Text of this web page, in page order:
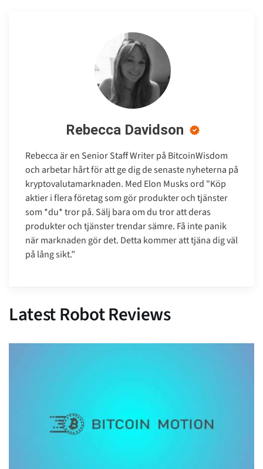
Rebecca Davidson
Rebecca är en Senior Staff Writer på BitcoinWisdom
och arbetar hårt för att ge dig de senaste nyheterna på
kryptovalutamarknaden. Med Elon Musks ord "Köp
aktier i flera företag som gör produkter och tjänster
som *du* tror på. Sälj bara om du tror att deras
produkter och tjänster trendar sämre. Få inte panik
när marknaden gör det. Detta kommer att tjäna dig väl
på lång sikt.”
Latest Robot Reviews